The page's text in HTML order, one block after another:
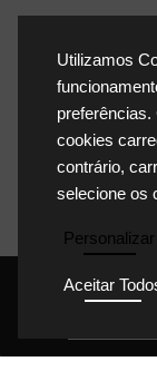
Utilizamos
cookies
contrário,
selecione os
Personalizar
Aceitar